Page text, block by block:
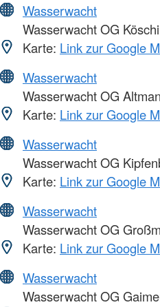
Wasserwacht
Wasserwacht OG
Karte: Link zur Google
Wasserwacht
Wasserwacht OG
Karte: Link zur Google
Wasserwacht
Wasserwacht OG
Karte: Link zur Google
Wasserwacht
Wasserwacht OG
Karte: Link zur Google
Wasserwacht
Wasserwacht OG